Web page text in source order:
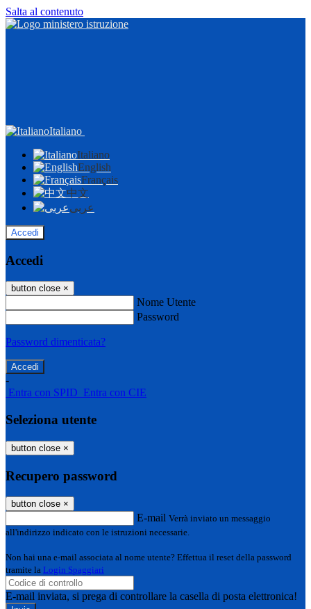
Salta al contenuto
Italiano
Italiano
English
Français
中文
عربى
Accedi
Accedi
button close ×
Nome Utente
Password
Password dimenticata?
-
Entra con SPID Entra con CIE
Seleziona utente
button close ×
Recupero password
button close ×
E-mail Verrà inviato un messaggio
all'indirizzo indicato con le istruzioni necessarie.
Non hai una e-mail associata al nome utente? Effettua il reset della password
tramite la Login Spaggiari
E-mail inviata, si prega di controllare la casella di posta elettronica!